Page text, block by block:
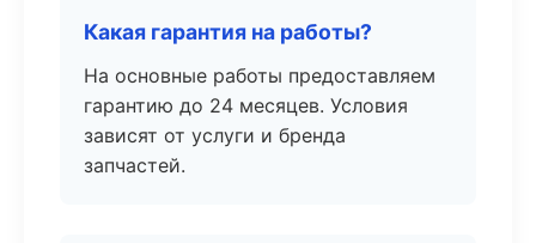
Какая гарантия на работы?
На основные работы предоставляем
гарантию до 24 месяцев. Условия
зависят от услуги и бренда
запчастей.